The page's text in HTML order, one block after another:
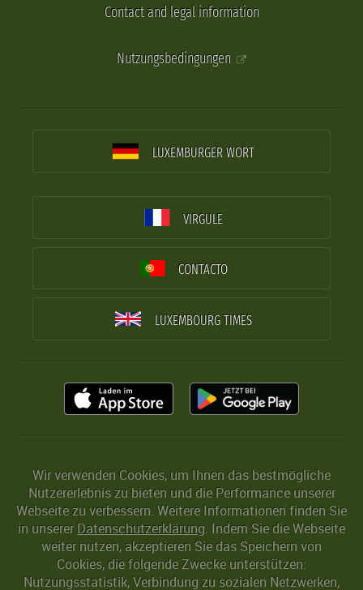
Contact and legal information
Nutzungsbedingungen
LUXEMBURGER WORT
VIRGULE
CONTACTO
LUXEMBOURG TIMES
Wir verwenden Cookies, um Ihnen das bestmögliche
Nutzererlebnis zu bieten und die Performance unserer
Webseite zu verbessern. Weitere Informationen finden Sie
in unserer Datenschutzerklärung. Indem Sie die Webseite
weiter nutzen, akzeptieren Sie das Speichern von
Cookies, die folgende Zwecke unterstützen:
Nutzungsstatistik, Verbindung zu sozialen Netzwerken,